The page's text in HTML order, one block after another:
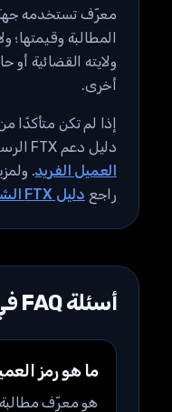
معرّف تستخدمه
المطالبة وقيمتها؛
أخرى.
إذا لم تكن متأكدًا
دليل دعم FTX الرسمي حول
العميل الفريد
راجع دليل FTX الشامل
أسئلة FAQ في قراءة دقيقة واحدة
ما هو رمز